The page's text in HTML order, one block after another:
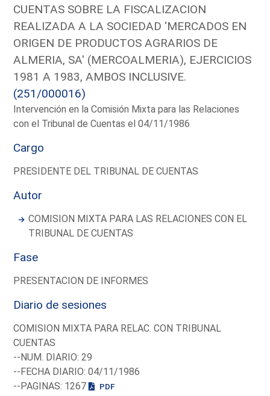
CUENTAS SOBRE LA FISCALIZACION
REALIZADA A LA SOCIEDAD 'MERCADOS EN
ORIGEN DE PRODUCTOS AGRARIOS DE
ALMERIA, SA' (MERCOALMERIA), EJERCICIOS
1981 A 1983, AMBOS INCLUSIVE.
(251/000016)
Intervención en la Comisión Mixta para las Relaciones
con el Tribunal de Cuentas el 04/11/1986
Cargo
PRESIDENTE DEL TRIBUNAL DE CUENTAS
Autor
COMISION MIXTA PARA LAS RELACIONES CON EL
TRIBUNAL DE CUENTAS
Fase
PRESENTACION DE INFORMES
Diario de sesiones
COMISION MIXTA PARA RELAC. CON TRIBUNAL
CUENTAS
--NUM. DIARIO: 29
--FECHA DIARIO: 04/11/1986
--PAGINAS: 1267
PDF